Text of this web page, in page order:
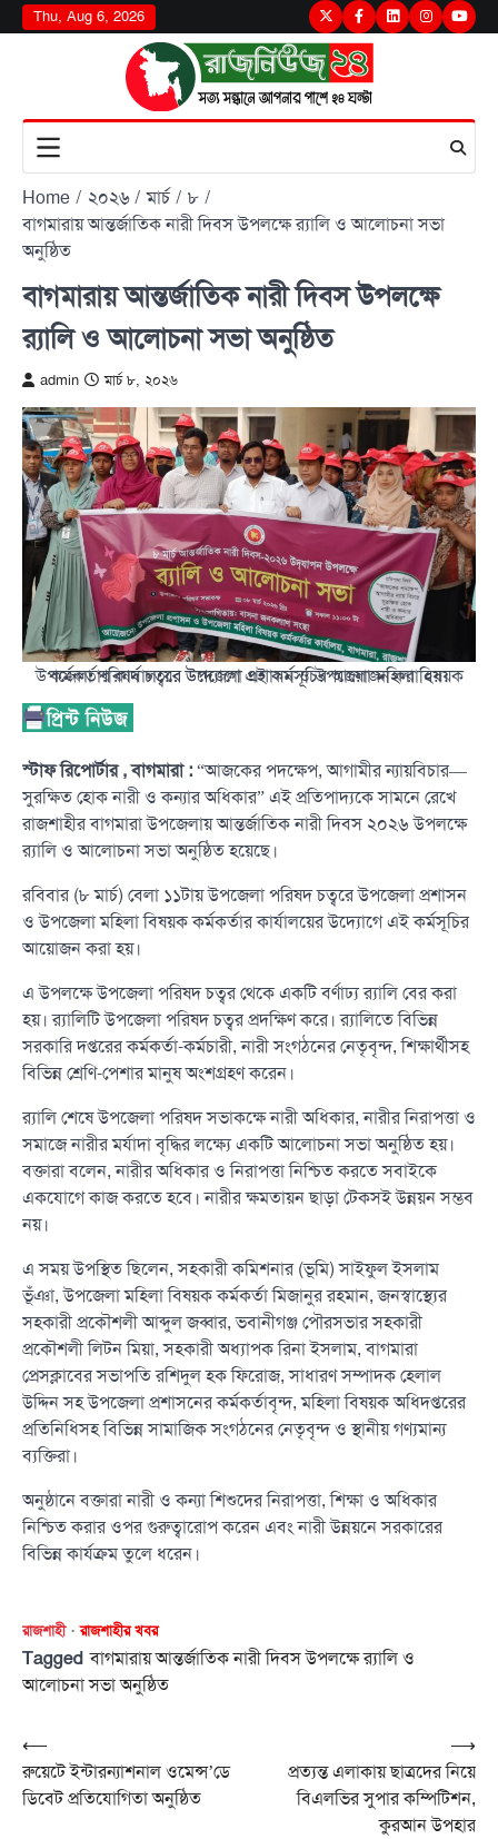
Skip
to
Thu, Aug 6, 2026 TwitterFacebook
LinkedInInstagram
Home ২০২৬ মার্চ
৮
বাগমারায় আন্তর্জাতিক নারী দিবস উপলক্ষে র‌্যালি ও আলোচনা সভা
অনুষ্ঠিত
বাগমারায় আন্তর্জাতিক নারী দিবস উপলক্ষে
র‌্যালি ও আলোচনা সভা অনুষ্ঠিত
admin মার্চ ৮, ২০২৬
উপজেলা পরিষদ চত্বরে উপজেলা প্রশাসন ও উপজেলা মহিলা বিষয়ক কর্মকর্তার কার্যালয়ের উদ্যোগে এই কর্মসূচির আয়োজন করা হয়।
স্টাফ রিপোর্টার , বাগমারা : “আজকের পদক্ষেপ, আগামীর ন্যায়বিচার—
সুরক্ষিত হোক নারী ও কন্যার অধিকার” এই প্রতিপাদ্যকে সামনে রেখে
রাজশাহীর বাগমারা উপজেলায় আন্তর্জাতিক নারী দিবস ২০২৬ উপলক্ষে
র‌্যালি ও আলোচনা সভা অনুষ্ঠিত হয়েছে।
রবিবার (৮ মার্চ) বেলা ১১টায় উপজেলা পরিষদ চত্বরে উপজেলা প্রশাসন
ও উপজেলা মহিলা বিষয়ক কর্মকর্তার কার্যালয়ের উদ্যোগে এই কর্মসূচির
আয়োজন করা হয়।
এ উপলক্ষে উপজেলা পরিষদ চত্বর থেকে একটি বর্ণাঢ্য র‌্যালি বের করা
হয়। র‌্যালিটি উপজেলা পরিষদ চত্বর প্রদক্ষিণ করে। র‌্যালিতে বিভিন্ন
সরকারি দপ্তরের কর্মকর্তা-কর্মচারী, নারী সংগঠনের নেতৃবৃন্দ, শিক্ষার্থীসহ
বিভিন্ন শ্রেণি-পেশার মানুষ অংশগ্রহণ করেন।
র‌্যালি শেষে উপজেলা পরিষদ সভাকক্ষে নারী অধিকার, নারীর নিরাপত্তা ও
সমাজে নারীর মর্যাদা বৃদ্ধির লক্ষ্যে একটি আলোচনা সভা অনুষ্ঠিত হয়।
বক্তারা বলেন, নারীর অধিকার ও নিরাপত্তা নিশ্চিত করতে সবাইকে
একযোগে কাজ করতে হবে। নারীর ক্ষমতায়ন ছাড়া টেকসই উন্নয়ন সম্ভব
নয়।
এ সময় উপস্থিত ছিলেন, সহকারী কমিশনার (ভূমি) সাইফুল ইসলাম
ভূঁঞা, উপজেলা মহিলা বিষয়ক কর্মকর্তা মিজানুর রহমান, জনস্বাস্থ্যের
সহকারী প্রকৌশলী আব্দুল জব্বার, ভবানীগঞ্জ পৌরসভার সহকারী
প্রকৌশলী লিটন মিয়া, সহকারী অধ্যাপক রিনা ইসলাম, বাগমারা
প্রেসক্লাবের সভাপতি রশিদুল হক ফিরোজ, সাধারণ সম্পাদক হেলাল
উদ্দিন সহ উপজেলা প্রশাসনের কর্মকর্তাবৃন্দ, মহিলা বিষয়ক অধিদপ্তরের
প্রতিনিধিসহ বিভিন্ন সামাজিক সংগঠনের নেতৃবৃন্দ ও স্থানীয় গণ্যমান্য
ব্যক্তিরা।
অনুষ্ঠানে বক্তারা নারী ও কন্যা শিশুদের নিরাপত্তা, শিক্ষা ও অধিকার
নিশ্চিত করার ওপর গুরুত্বারোপ করেন এবং নারী উন্নয়নে সরকারের
বিভিন্ন কার্যক্রম তুলে ধরেন।
রাজশাহী রাজশাহীর খবর
Taggedবাগমারায় আন্তর্জাতিক নারী দিবস উপলক্ষে র‌্যালি ও
আলোচনা সভা অনুষ্ঠিত
Post
navigation
⟵
রুয়েটে ইন্টারন্যাশনাল ওমেন্স’ডে
ডিবেট প্রতিযোগিতা অনুষ্ঠিত
প্রত্যন্ত এলাকায় ছাত্রদের নিয়ে
বিএলভির সুপার কম্পিটিশন,
কুরআন উপহার
⟶